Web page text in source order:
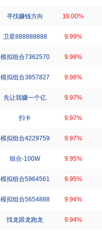
寻找赚钱方向 10.00%
卫星888888888 9.99%
模拟组合7362570 9.98%
模拟组合3857827 9.98%
先让我赚一个亿 9.97%
扫卡 9.97%
模拟组合4229759 9.97%
组合-100W 9.95%
模拟组合5964561 9.95%
模拟组合5654888 9.94%
找龙跟龙跑龙 9.94%